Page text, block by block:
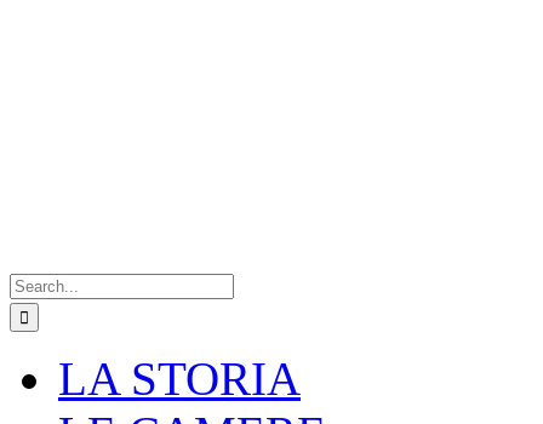
for:
LA STORIA